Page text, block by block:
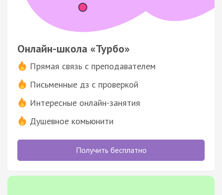
Онлайн-школа «Турбо»
Прямая связь с преподавателем
Письменные дз с проверкой
Интересные онлайн-занятия
Душевное комьюнити
Получить бесплатно